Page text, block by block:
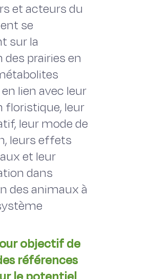
et acteurs du
se
sur la
prairies en
lien avec leur
leur
leur mode de
leurs effets
et leur
dans
des animaux à
objectif de
références